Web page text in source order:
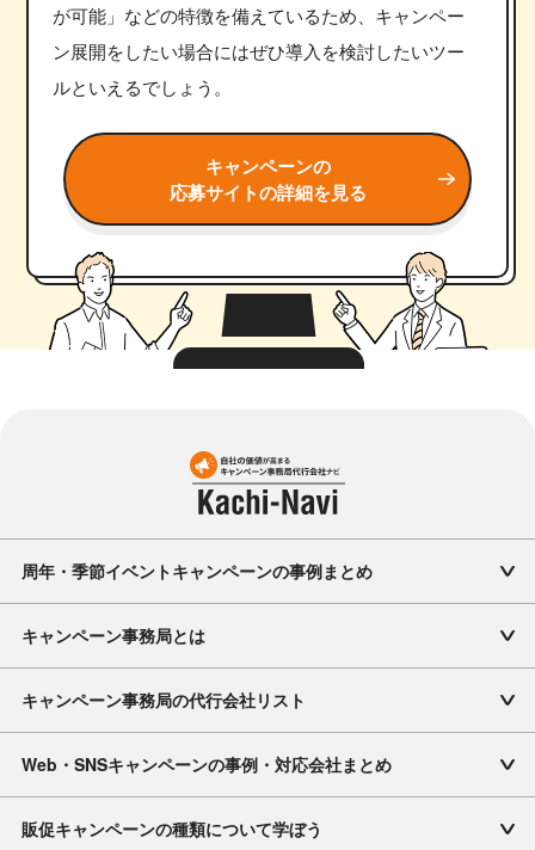
が可能」などの特徴を備えているため、キャンペー
ン展開をしたい場合にはぜひ導入を検討したいツー
ルといえるでしょう。
キャンペーンの
応募サイトの詳細を見る
周年・季節イベントキャンペーンの事例まとめ
キャンペーン事務局とは
キャンペーン事務局の代行会社リスト
Web・SNSキャンペーンの事例・対応会社まとめ
販促キャンペーンの種類について学ぼう